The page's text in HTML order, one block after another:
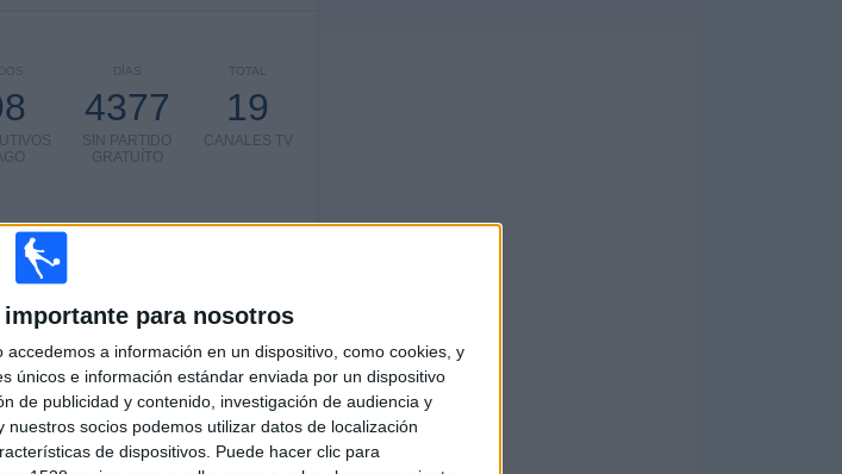
para nosotros
accedemos a información en un dispositivo, como cookies, y
únicos e información estándar enviada por un dispositivo
de publicidad y contenido, investigación de audiencia y
nuestros socios podemos utilizar datos de localización
de dispositivos. Puede hacer clic para
TOTAL
19
CANALES TV
DÍAS
4377
SIN PARTIDO
GRATUÍTO
69
RIVALES
13
VS Platense
11